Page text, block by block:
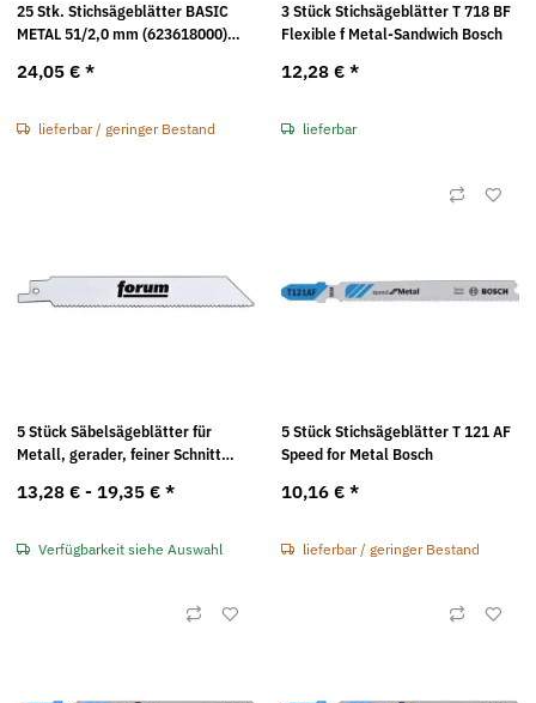
25 Stk. Stichsägeblätter BASIC
METAL 51/2,0 mm (623618000)
24,05 € *
lieferbar / geringer Bestand
3 Stück Stichsägeblätter T 718 BF
Flexible f Metal-Sandwich Bosch
12,28 € *
lieferbar
5 Stück Säbelsägeblätter für
Metall, gerader, feiner Schnitt
13,28 € - 19,35 € *
Verfügbarkeit siehe Auswahl
5 Stück Stichsägeblätter T 121 AF
Speed for Metal Bosch
10,16 € *
lieferbar / geringer Bestand